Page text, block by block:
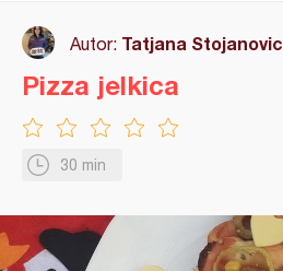
Autor: Tatjana Stojanovic
30 min
Pizza jelkica